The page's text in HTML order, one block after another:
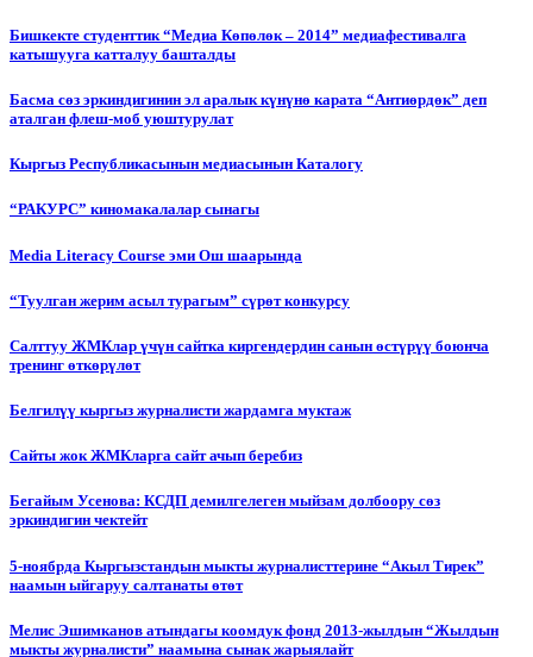
Бишкекте студенттик “Медиа Көпөлөк – 2014” медиафестивалга
катышууга катталуу башталды
Басма сөз эркиндигинин эл аралык күнүнө карата “Антиөрдөк” деп
аталган флеш-моб уюштурулат
Кыргыз Республикасынын медиасынын Каталогу
“РАКУРС” киномакалалар сынагы
Media Literacy Сourse эми Ош шаарында
“Туулган жерим асыл турагым” сүрөт конкурсу
Салттуу ЖМКлар үчүн сайтка киргендердин санын өстүрүү боюнча
тренинг өткөрүлөт
Белгилүү кыргыз журналисти жардамга муктаж
Сайты жок ЖМКларга сайт ачып беребиз
Бегайым Усенова: КСДП демилгелеген мыйзам долбоору сөз
эркиндигин чектейт
5-ноябрда Кыргызстандын мыкты журналисттерине “Акыл Тирек”
наамын ыйгаруу салтанаты өтөт
Мелис Эшимканов атындагы коомдук фонд 2013-жылдын “Жылдын
мыкты журналисти” наамына сынак жарыялайт